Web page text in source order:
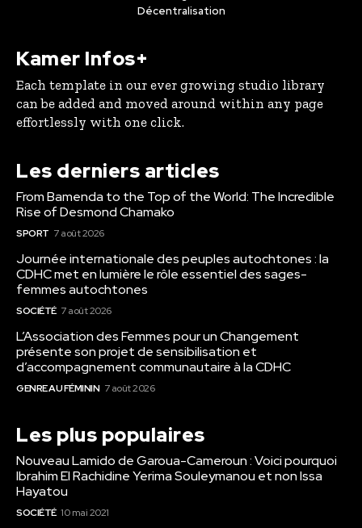
Décentralisation
Kamer Infos+
Each template in our ever growing studio library
can be added and moved around within any page
effortlessly with one click.
Les derniers articles
From Bamenda to the Top of the World: The Incredible
Rise of Desmond Chamako
SPORT 7 août 2026
Journée internationale des peuples autochtones : la
CDHC met en lumière le rôle essentiel des sages-
femmes autochtones
SOCIÉTÉ 7 août 2026
L’Association des Femmes pour un Changement
présente son projet de sensibilisation et
d’accompagnement communautaire à la CDHC
GENRE AU FÉMININ 7 août 2026
Les plus populaires
Nouveau Lamido de Garoua-Cameroun : Voici pourquoi
Ibrahim El Rachidine Yerima Souleymanou et non Issa
Hayatou
SOCIÉTÉ 10 mai 2021